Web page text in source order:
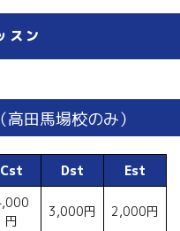
スン
（高田馬場校のみ）
Cst Dst Est
円
3,000円 2,000円